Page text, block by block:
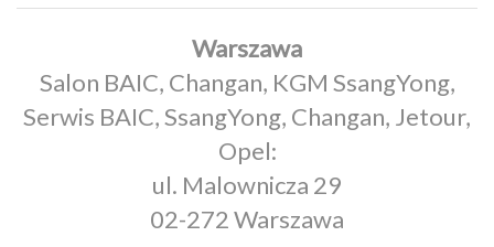
Warszawa
Salon BAIC, Changan, KGM SsangYong,
Serwis BAIC, SsangYong, Changan, Jetour,
Opel:
ul. Malownicza 29
02-272 Warszawa